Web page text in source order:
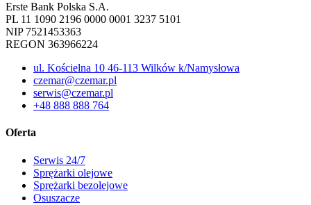
Erste Bank Polska S.A.
PL 11 1090 2196 0000 0001 3237 5101
NIP 7521453363
REGON 363966224
ul. Kościelna 10 46-113 Wilków k/Namysłowa
czemar@czemar.pl
serwis@czemar.pl
+48 888 888 764
Oferta
Serwis 24/7
Sprężarki olejowe
Sprężarki bezolejowe
Osuszacze